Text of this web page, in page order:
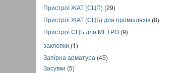
Пристрої ЖАТ (СЦП) (29)
Пристрої ЖАТ (СЦБ) для промшляхів (8)
Пристрої СЦБ для МЕТРО (9)
заклепки (1)
Запірна арматура (45)
Засувки (5)